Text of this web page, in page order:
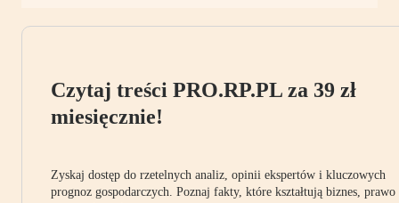
Czytaj treści PRO.RP.PL za 39 zł
miesięcznie!
Zyskaj dostęp do rzetelnych analiz, opinii ekspertów i kluczowych
prognoz gospodarczych. Poznaj fakty, które kształtują biznes, prawo